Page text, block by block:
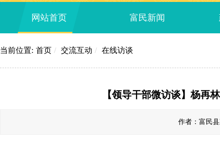
网站首页 富民新闻
当前位置: 首页 / 交流互动 / 在线访谈
【领导干部微访谈】杨再
作者：富民